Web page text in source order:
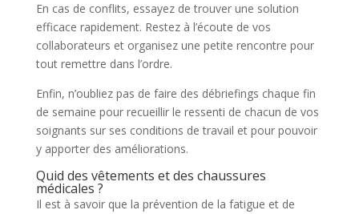
En cas de conflits, essayez de trouver une solution
efficace rapidement. Restez à l’écoute de vos
collaborateurs et organisez une petite rencontre pour
tout remettre dans l’ordre.
Enfin, n’oubliez pas de faire des débriefings chaque fin
de semaine pour recueillir le ressenti de chacun de vos
soignants sur ses conditions de travail et pour pouvoir
y apporter des améliorations.
Quid des vêtements et des chaussures
médicales ?
Il est à savoir que la prévention de la fatigue et de